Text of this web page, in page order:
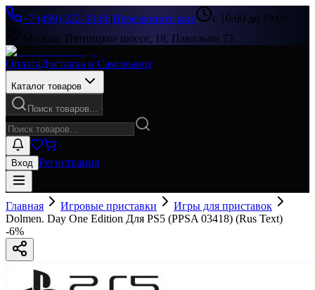
+7 (499) 322-33-86|Перезвоните мне
с 10:00 до 19:00
Москва, Пятницкое шоссе, 18, Павильон 73
ОплатаДоставка и Самовывоз
Каталог товаров
Поиск товаров...
Вход Регистрация
Главная Игровые приставки
Игры для приставок
Dolmen. Day One Edition Для PS5 (PPSA 03418) (Rus Text)
-6%